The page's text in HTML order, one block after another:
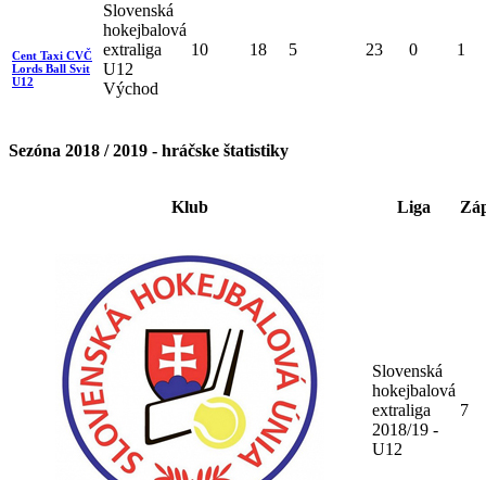
Cent Taxi CVČ
Lords Ball Svit
U12
Slovenská
hokejbalová
extraliga
U12
Východ
10 18 5 23 0 1
Sezóna 2018 / 2019 - hráčske štatistiky
Klub Liga
Slovenská
hokejbalová
extraliga
2018/19 -
U12
7